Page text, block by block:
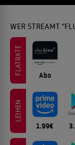
WER STREAMT
FLATRATE Abo
LEIHEN
1.99€